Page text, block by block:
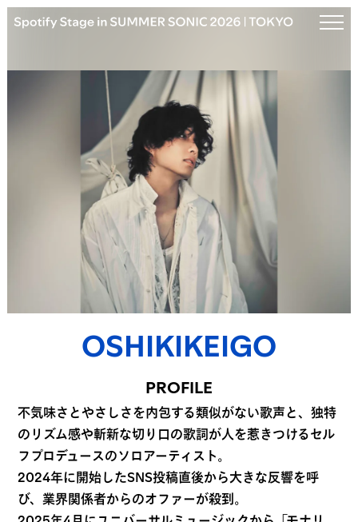
ARCHIVE
OSHIKIKEIGO
PROFILE
不気味さとやさしさを内包する類似がない歌声と、独特
のリズム感や斬新な切り口の歌詞が人を惹きつけるセル
フプロデュースのソロアーティスト。
2024年に開始したSNS投稿直後から大きな反響を呼
び、業界関係者からのオファーが殺到。